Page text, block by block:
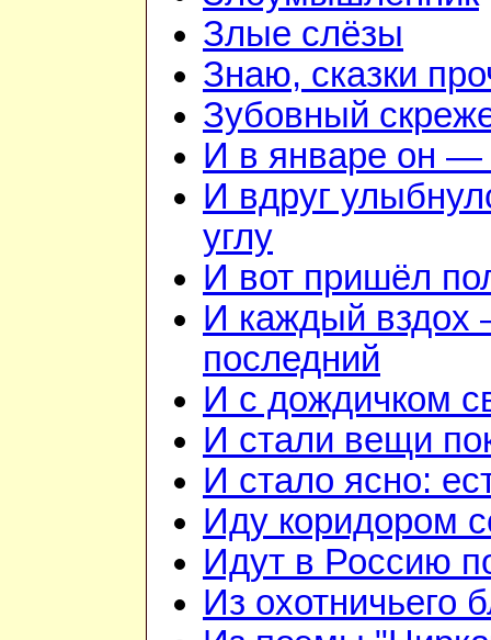
Злые слёзы
Знаю, сказки
Зубовный
И в январе он —
И вдруг
углу
И вот пришёл
И каждый вздох
последний
И с дождичком
И стали вещи
И стало ясно:
Иду коридором
Идут в Россию
Из охотничьего